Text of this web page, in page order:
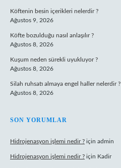
Köftenin besin içerikleri nelerdir ?
Ağustos 9, 2026
Köfte bozulduğu nasıl anlaşılır ?
Ağustos 8, 2026
Kuşum neden sürekli uyukluyor ?
Ağustos 8, 2026
Silah ruhsatı almaya engel haller nelerdir ?
Ağustos 8, 2026
SON YORUMLAR
Hidrojenasyon işlemi nedir ? için admin
Hidrojenasyon işlemi nedir ? için Kadir